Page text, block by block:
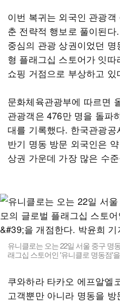
이번 복귀는 외국인 관광
춘 전략적 행보로 풀이된
중심의 관광 상권이었던
형 플래그십 스토어가 잇
쇼핑 거점으로 부상하고 있
문화체육관광부에 따르면
관광객은 476만 명을 돌파
대를 기록했다. 한국관광
반기 명동 방문 외국인은
상권 가운데 가장 많은 수
유니클로는 오는 22일 서울 중구 명
래그십 스토어인 '유니클로 명동점'
쿠와하라 타카오 에프알엘
고객뿐만 아니라 명동을